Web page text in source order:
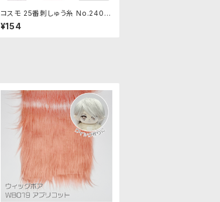
コスモ 25番刺しゅう糸 No.240‾2
73
¥154